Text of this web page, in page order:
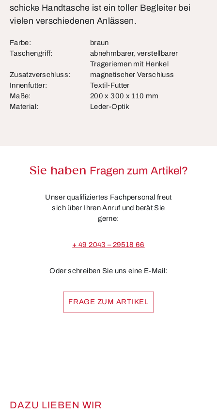
schicke Handtasche ist ein toller Begleiter bei
vielen verschiedenen Anlässen.
Farbe:
braun
Taschengriff:
abnehmbarer, verstellbarer
Trageriemen mit Henkel
Zusatzverschluss:
magnetischer Verschluss
Innenfutter:
Textil-Futter
Maße:
200 x 300 x 110 mm
Material:
Leder-Optik
Sie haben Fragen zum Artikel?
Unser qualifiziertes Fachpersonal freut
sich über Ihren Anruf und berät Sie
gerne:
+ 49 2043 – 29518 66
Oder schreiben Sie uns eine E-Mail:
FRAGE ZUM ARTIKEL
Produktgalerie überspringen
DAZU LIEBEN WIR